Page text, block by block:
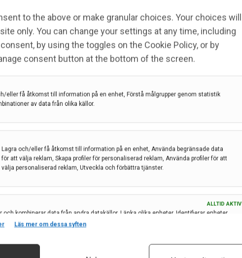
to the above or make granular choices. Your choices will
only. You can change your settings at any time, including
by using the toggles on the Cookie Policy, or by
consent button at the bottom of the screen.
eller få åtkomst till information på en enhet, Förstå målgrupper genom statistik
av data från olika källor.
Lagra och/eller få åtkomst till information på en enhet, Använda begränsade data
för att välja reklam, Skapa profiler för personaliserad reklam, Använda profiler för att
välja personaliserad reklam, Utveckla och förbättra tjänster.
ALLTID AKTIV
och kombinerar data från andra datakällor, Länka olika enheter, Identifierar enheter
information som överförs automatiskt.
Läs mer om dessa syften
Prenumerera